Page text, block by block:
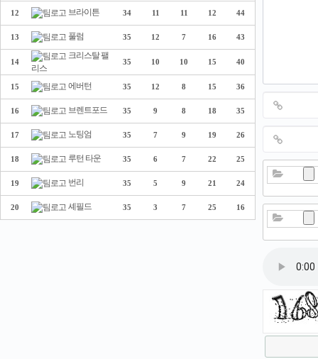
12 브라이튼 34 11 11 12 44
13 풀럼 35 12 7 16 43
14
크리스탈 팰
리스
35 10 10 15 40
15 에버턴 35 12 8 15 36
16 브렌트포드 35 9 8 18 35
17 노팅엄 35 7 9 19 26
18 루턴 타운 35 6 7 22 25
19 번리 35 5 9 21 24
20 셰필드 35 3 7 25 16